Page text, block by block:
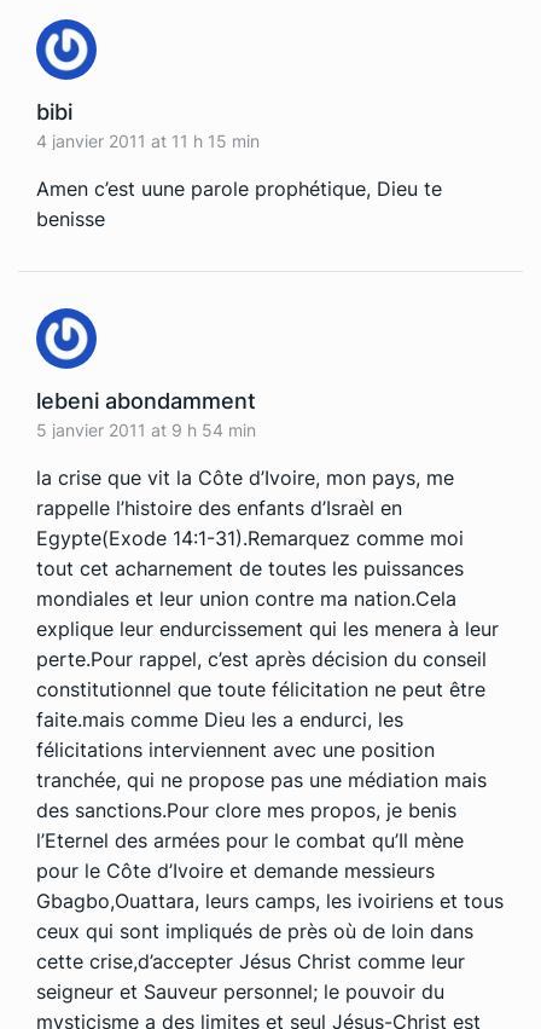
bibi
4 janvier 2011 at 11 h 15 min
Amen c’est uune parole prophétique, Dieu te
benisse
lebeni abondamment
5 janvier 2011 at 9 h 54 min
la crise que vit la Côte d’Ivoire, mon pays, me
rappelle l’histoire des enfants d’Israèl en
Egypte(Exode 14:1-31).Remarquez comme moi
tout cet acharnement de toutes les puissances
mondiales et leur union contre ma nation.Cela
explique leur endurcissement qui les menera à leur
perte.Pour rappel, c’est après décision du conseil
constitutionnel que toute félicitation ne peut être
faite.mais comme Dieu les a endurci, les
félicitations interviennent avec une position
tranchée, qui ne propose pas une médiation mais
des sanctions.Pour clore mes propos, je benis
l’Eternel des armées pour le combat qu’Il mène
pour le Côte d’Ivoire et demande messieurs
Gbagbo,Ouattara, leurs camps, les ivoiriens et tous
ceux qui sont impliqués de près où de loin dans
cette crise,d’accepter Jésus Christ comme leur
seigneur et Sauveur personnel; le pouvoir du
mysticisme a des limites et seul Jésus-Christ est